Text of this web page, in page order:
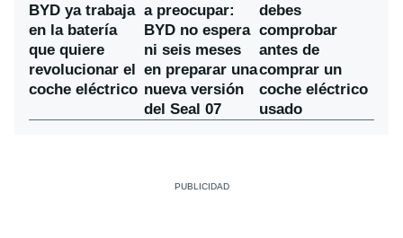
BYD ya trabaja
en la batería
que quiere
revolucionar el
coche eléctrico
a preocupar:
BYD no espera
ni seis meses
en preparar una
nueva versión
del Seal 07
debes
comprobar
antes de
comprar un
coche eléctrico
usado